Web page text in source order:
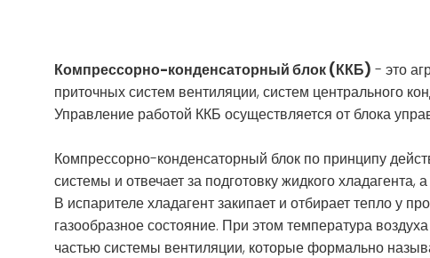
Компрессорно-конденсаторный блок (ККБ) - это
приточных систем вентиляции, систем центрального
Управление работой ККБ осуществляется от блока
Компрессорно-конденсаторный блок по принципу
системы и отвечает за подготовку жидкого хладагента,
В испарителе хладагент закипает и отбирает тепло у
газообразное состояние. При этом температура
частью системы вентиляции, которые формально